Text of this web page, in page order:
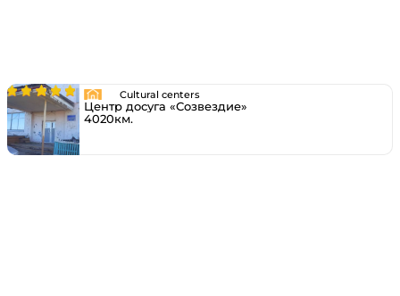
Cultural centers
Центр досуга «Созвездие»
4020км.